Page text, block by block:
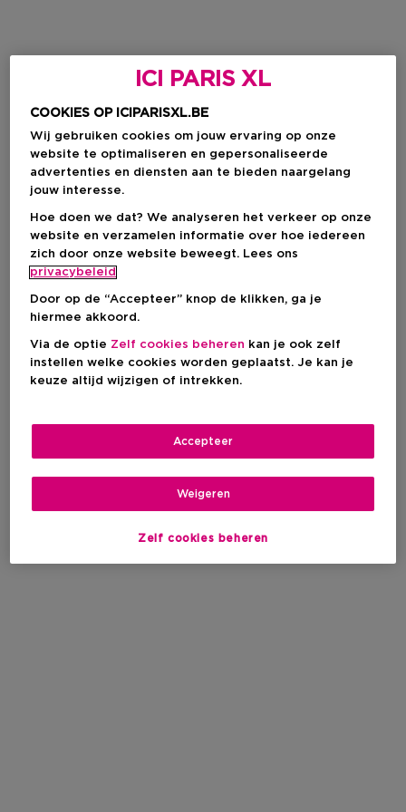
ICI PARIS XL
COOKIES OP ICIPARISXL.BE
Wij gebruiken cookies om jouw ervaring op onze
website te optimaliseren en gepersonaliseerde
advertenties en diensten aan te bieden naargelang
jouw interesse.
Hoe doen we dat? We analyseren het verkeer op onze
website en verzamelen informatie over hoe iedereen
zich door onze website beweegt. Lees ons
privacybeleid
Door op de “Accepteer” knop de klikken, ga je
hiermee akkoord.
Via de optie Zelf cookies beheren kan je ook zelf
instellen welke cookies worden geplaatst. Je kan je
keuze altijd wijzigen of intrekken.
Zelf cookies beheren
Weigeren
Accepteer